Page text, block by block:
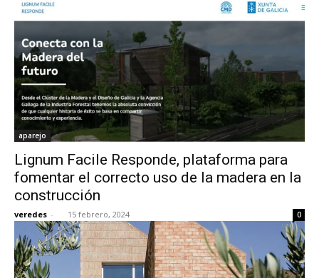
aparejo
Lignum Facile Responde, plataforma para
fomentar el correcto uso de la madera en la
construcción
veredes - 15 febrero, 2024 0